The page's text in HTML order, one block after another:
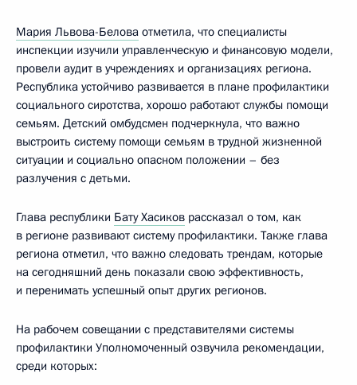
Мария Львова-Белова отметила, что специалисты
инспекции изучили управленческую и финансовую модели,
провели аудит в учреждениях и организациях региона.
Республика устойчиво развивается в плане профилактики
социального сиротства, хорошо работают службы помощи
семьям. Детский омбудсмен подчеркнула, что важно
выстроить систему помощи семьям в трудной жизненной
ситуации и социально опасном положении – без
разлучения с детьми.
Глава республики Бату Хасиков рассказал о том, как
в регионе развивают систему профилактики. Также глава
региона отметил, что важно следовать трендам, которые
на сегодняшний день показали свою эффективность,
и перенимать успешный опыт других регионов.
На рабочем совещании с представителями системы
профилактики Уполномоченный озвучила рекомендации,
среди которых: